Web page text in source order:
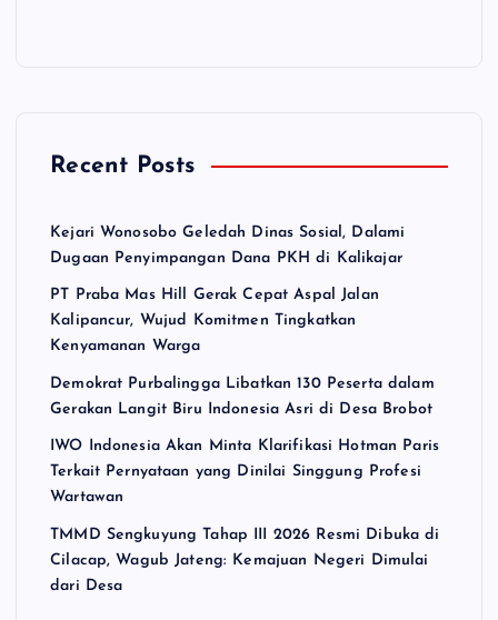
Recent Posts
Kejari Wonosobo Geledah Dinas Sosial, Dalami
Dugaan Penyimpangan Dana PKH di Kalikajar
PT Praba Mas Hill Gerak Cepat Aspal Jalan
Kalipancur, Wujud Komitmen Tingkatkan
Kenyamanan Warga
Demokrat Purbalingga Libatkan 130 Peserta dalam
Gerakan Langit Biru Indonesia Asri di Desa Brobot
IWO Indonesia Akan Minta Klarifikasi Hotman Paris
Terkait Pernyataan yang Dinilai Singgung Profesi
Wartawan
TMMD Sengkuyung Tahap III 2026 Resmi Dibuka di
Cilacap, Wagub Jateng: Kemajuan Negeri Dimulai
dari Desa